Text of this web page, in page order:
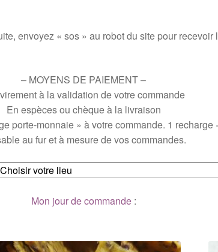
envoyez « sos » au robot du site pour
– MOYENS DE PAIEMENT –
à la validation de votre commande
En espèces ou chèque à la livraison
porte-monnaie » à votre commande. 1
au fur et à mesure de vos commandes.
Mon jour de commande: